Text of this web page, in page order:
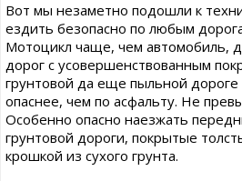
Вот мы незаметно подошли к
ездить безопасно по любым
Мотоцикл чаще, чем автомобиль,
дорог с усовершенствованным
грунтовой да еще пыльной
опаснее, чем по асфальту. Не
Особенно опасно наезжать
грунтовой дороги, покрытые
крошкой из сухого грунта.